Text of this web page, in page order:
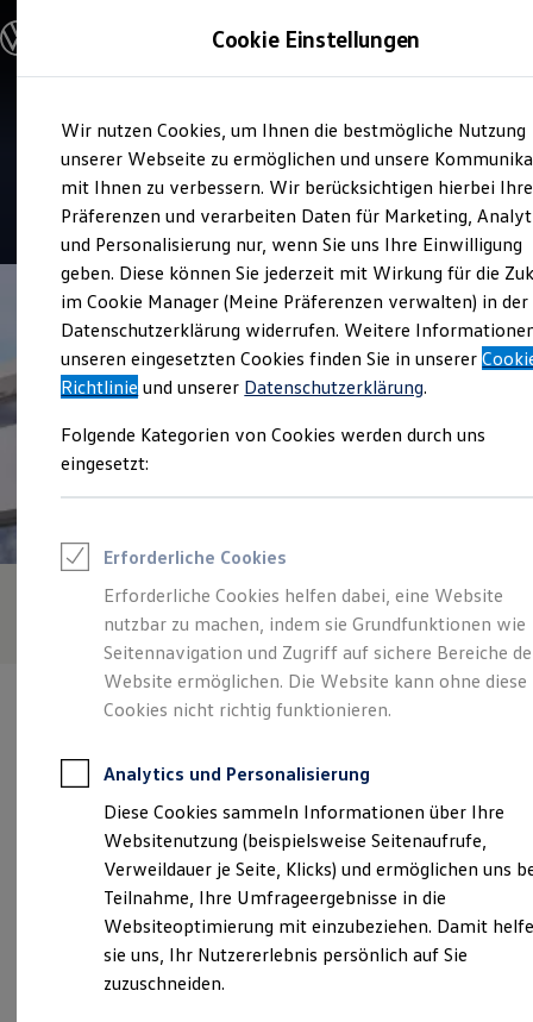
Hauptinhalt
springen
Footer
springen
Modelle und Konfigurator
Modelle vergleichen
Elektroautos
ENERGY Sondermodelle
Nutzfahrzeuge
SUV und CUV
Familienautos
Kombis
Kompaktwagen
Sportwagen
Schnell verfügbare Fahrzeuge
Angebote und Produkte
Aktuelle Angebote
E-Auto-Förderung
Volkswagen Marktplatz
Junge Gebrauchtwagen und Gebrauchtwagen
Volkswagen Zertifizierte Gebrauchtwagen
Zubehör- und Serviceangebote
Leasing
Leasing-Angebote
Gebrauchtwagen Leasing
Junge Gebrauchtwagen-Leasing
Elektroauto Leasing
Kleinwagen-Leasing
Leasing ohne Anzahlung
Finanzierung
Kfz-Versicherung
Restschuldversicherungen
Garantien
Wartungsverträge
Geschäftskunden
Professional Class bei Volkswagen
Großkunden
Behörden
Direktkunden
Sonderfahrzeuge
Anpfiff zum Gewinn
Service
Autohaus Schwalm
4.6| 121 Bewertungen
Verantwortlich für die Inhalte auf dieser Seite ist die Autohaus
Schwalm GmbH & Co. KG ( Impressum & Rechtliches)
Niederrheinische Straße 96, 35274 Kirchhain
Cookie Einstellungen
Wir nutzen Cookies, um Ihnen die bestmögliche Nutzung
unserer Webseite zu ermöglichen und unsere
mit Ihnen zu verbessern. Wir berücksichtigen hierbei Ihre
Präferenzen und verarbeiten Daten für Marketing,
und Personalisierung nur, wenn Sie uns Ihre Einwilligung
geben. Diese können Sie jederzeit mit Wirkung für die
im Cookie Manager (Meine Präferenzen verwalten) in der
Datenschutzerklärung widerrufen. Weitere
unseren eingesetzten Cookies finden Sie in unserer
Richtlinie und unserer Datenschutzerklärung.
Folgende Kategorien von Cookies werden durch uns
eingesetzt:
Erforderliche Cookies
Erforderliche Cookies helfen dabei, eine Website
nutzbar zu machen, indem sie Grundfunktionen wie
Seitennavigation und Zugriff auf sichere Bereiche
Website ermöglichen. Die Website kann ohne diese
Cookies nicht richtig funktionieren.
Analytics und Personalisierung
Diese Cookies sammeln Informationen über Ihre
Websitenutzung (beispielsweise Seitenaufrufe,
Verweildauer je Seite, Klicks) und ermöglichen uns
Teilnahme, Ihre Umfrageergebnisse in die
Websiteoptimierung mit einzubeziehen. Damit
sie uns, Ihr Nutzererlebnis persönlich auf Sie
zuzuschneiden.